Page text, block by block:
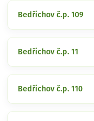
Bedřichov č.p. 109
Bedřichov č.p. 11
Bedřichov č.p. 110